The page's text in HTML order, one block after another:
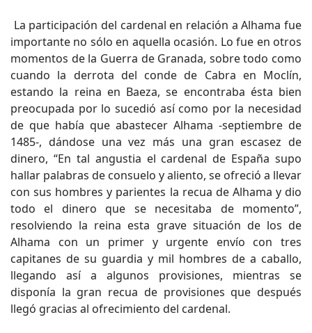
La participación del cardenal en relación a Alhama fue
importante no sólo en aquella ocasión. Lo fue en otros
momentos de la Guerra de Granada, sobre todo como
cuando la derrota del conde de Cabra en Moclín,
estando la reina en Baeza, se encontraba ésta bien
preocupada por lo sucedió así como por la necesidad
de que había que abastecer Alhama -septiembre de
1485-, dándose una vez más una gran escasez de
dinero, “En tal angustia el cardenal de España supo
hallar palabras de consuelo y aliento, se ofreció a llevar
con sus hombres y parientes la recua de Alhama y dio
todo el dinero que se necesitaba de momento”,
resolviendo la reina esta grave situación de los de
Alhama con un primer y urgente envío con tres
capitanes de su guardia y mil hombres de a caballo,
llegando así a algunos provisiones, mientras se
disponía la gran recua de provisiones que después
llegó gracias al ofrecimiento del cardenal.